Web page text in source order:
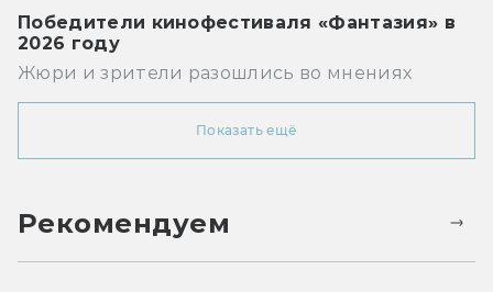
Победители кинофестиваля «Фантазия» в
2026 году
Жюри и зрители разошлись во мнениях
Показать ещё
Рекомендуем